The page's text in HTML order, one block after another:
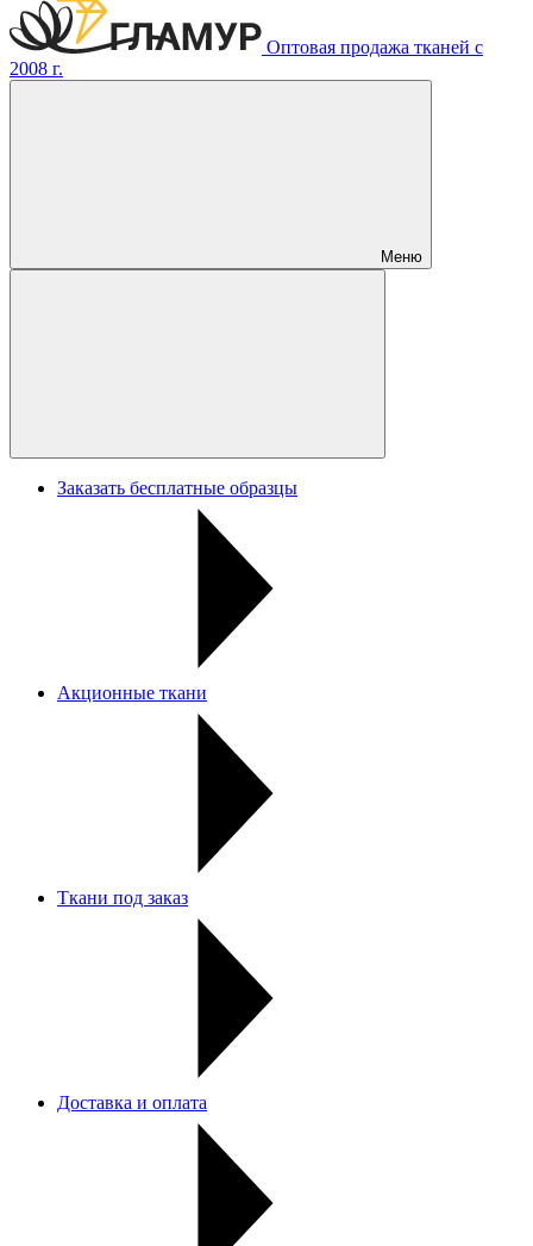
Оптовая продажа тканей с
2008 г.
Меню
Заказать бесплатные образцы
Акционные ткани
Ткани под заказ
Доставка и оплата